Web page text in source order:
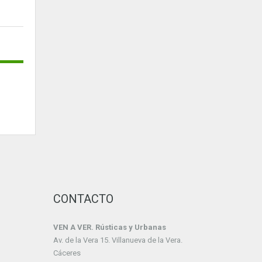
CONTACTO
VEN A VER. Rústicas y Urbanas
Av. de la Vera 15. Villanueva de la Vera.
Cáceres